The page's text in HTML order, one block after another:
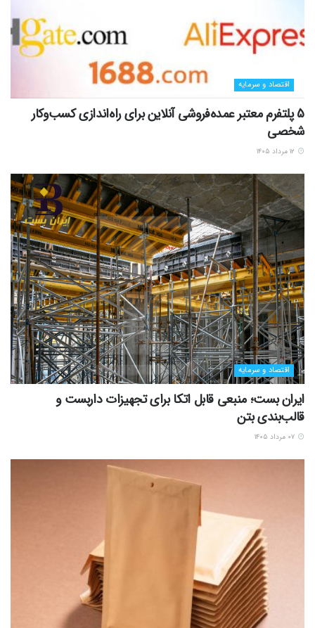
اقتصاد و سرمایه
5 پلتفرم معتبر عمده‌فروشی آنلاین برای راه‌اندازی کسب‌وکار
شخصی
اقتصاد و سرمایه
ایران بست؛ منبعی قابل اتکا برای تجهیزات داربست و
قالب‌بندی بتن